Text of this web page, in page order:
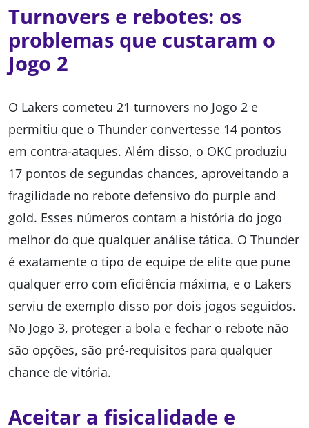
Turnovers e rebotes: os
problemas que custaram o
Jogo 2
O Lakers cometeu 21 turnovers no Jogo 2 e
permitiu que o Thunder convertesse 14 pontos
em contra-ataques. Além disso, o OKC produziu
17 pontos de segundas chances, aproveitando a
fragilidade no rebote defensivo do purple and
gold. Esses números contam a história do jogo
melhor do que qualquer análise tática. O Thunder
é exatamente o tipo de equipe de elite que pune
qualquer erro com eficiência máxima, e o Lakers
serviu de exemplo disso por dois jogos seguidos.
No Jogo 3, proteger a bola e fechar o rebote não
são opções, são pré-requisitos para qualquer
chance de vitória.
Aceitar a fisicalidade e